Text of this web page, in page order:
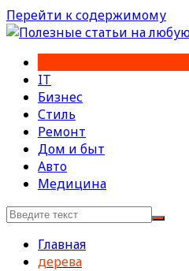
Перейти к содержимому
IT
Бизнес
Стиль
Ремонт
Дом и быт
Авто
Медицина
Главная
дерева